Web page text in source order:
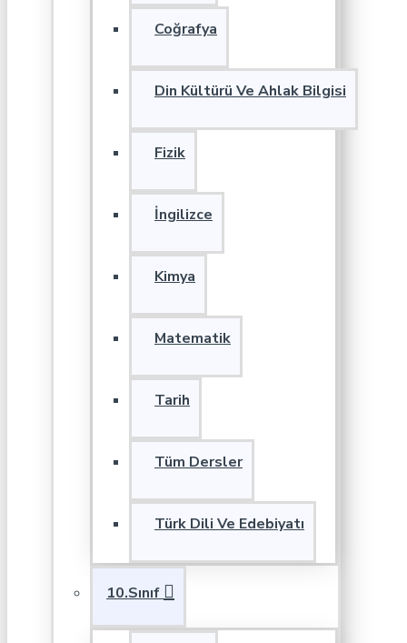
Coğrafya
Din Kültürü Ve Ahlak Bilgisi
Fizik
İngilizce
Kimya
Matematik
Tarih
Tüm Dersler
Türk Dili Ve Edebiyatı
10.Sınıf